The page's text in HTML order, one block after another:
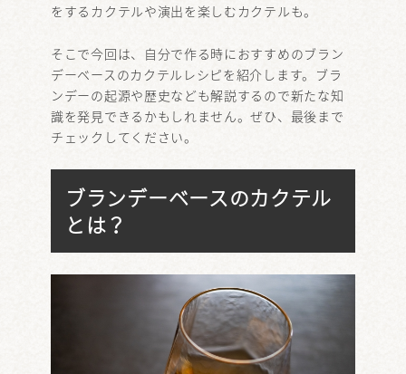
をするカクテルや演出を楽しむカクテルも。
そこで今回は、自分で作る時におすすめのブラン
デーベースのカクテルレシピを紹介します。ブラ
ンデーの起源や歴史なども解説するので新たな知
識を発見できるかもしれません。ぜひ、最後まで
チェックしてください。
ブランデーベースのカクテル
とは？